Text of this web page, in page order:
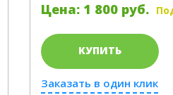
Цена: 1 800 руб.
КУПИТЬ
Заказать в один клик